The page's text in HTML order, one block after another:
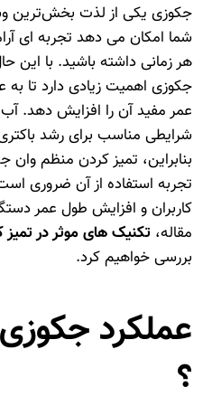
جکوزی یکی از لذت‌ بخش‌ترین
شما امکان می‌ دهد تجربه‌ ای
هر زمانی داشته باشید. با این
جکوزی اهمیت زیادی دارد تا
عمر مفید آن را افزایش دهد.
شرایطی مناسب برای رشد
بنابراین، تمیز کردن منظم وان
تجربه استفاده از آن ضروری
کاربران و افزایش طول عمر
مقاله،تکنیک‌ های موثر در
بررسی خواهیم کرد.
عملکرد
؟